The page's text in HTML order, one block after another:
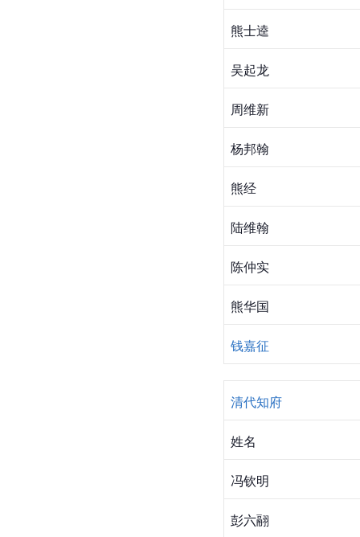
熊士逵
吴起龙
周维新
杨邦翰
熊经
陆维翰
陈仲实
熊华国
钱嘉征
清代知府
姓名
冯钦明
彭六翮